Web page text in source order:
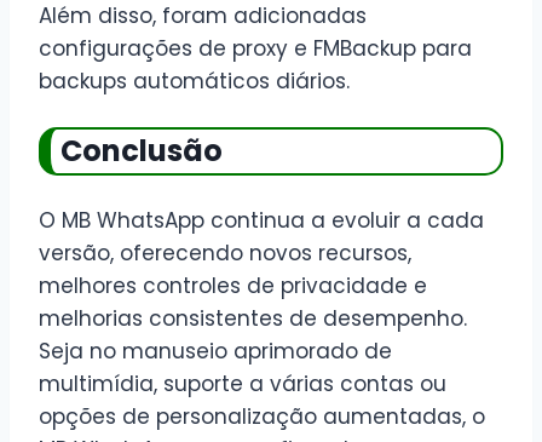
Além disso, foram adicionadas
configurações de proxy e FMBackup para
backups automáticos diários.
Conclusão
O MB WhatsApp continua a evoluir a cada
versão, oferecendo novos recursos,
melhores controles de privacidade e
melhorias consistentes de desempenho.
Seja no manuseio aprimorado de
multimídia, suporte a várias contas ou
opções de personalização aumentadas, o